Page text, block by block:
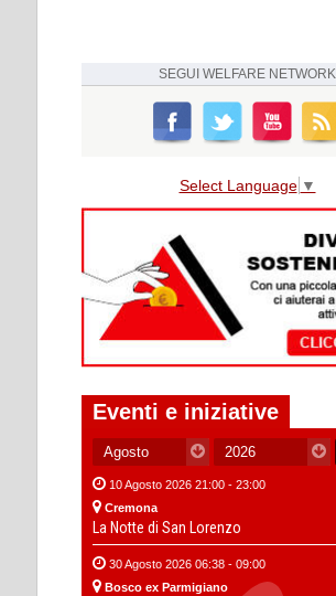
SEGUI WELFARE NETWORK
Select Language ▼
Eventi e iniziative
10 Agosto 2026 21:00 - 23:00
Cremona
La Notte di San Lorenzo
30 Agosto 2026 06:38 - 09:00
Bosco ex Parmigiano